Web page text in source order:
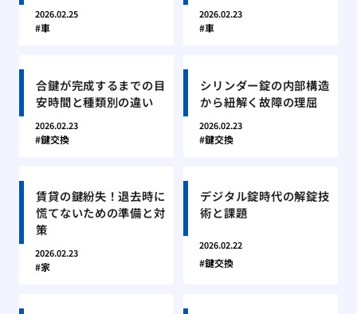
2026.02.25
車
2026.02.23
車
合鍵が完成するまでの目
安時間と種類別の違い
2026.02.23
鍵交換
シリンダー錠の内部構造
から紐解く故障の理屈
2026.02.23
鍵交換
賃貸の鍵紛失！退去時に
慌てないための準備と対
策
2026.02.23
家
デジタル錠時代の解錠技
術と課題
2026.02.22
鍵交換